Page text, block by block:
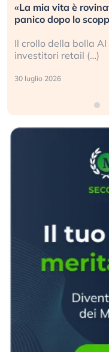
«La mia vita è
panico dopo lo
Il crollo della bolla
investitori retail (…)
30 luglio 2026